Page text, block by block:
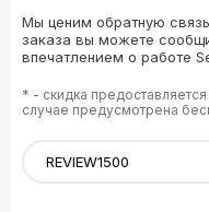
Мы ценим обратную
заказа вы можете
впечатлением о работе
* - скидка
случае предусмотрена